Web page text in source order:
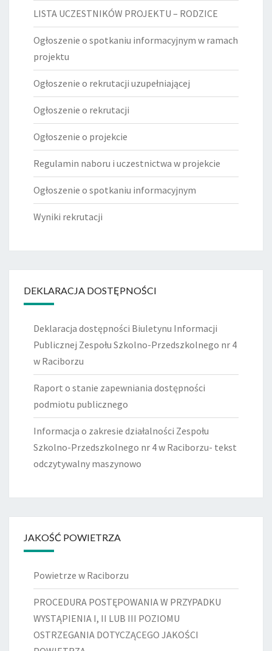
LISTA UCZESTNIKÓW PROJEKTU – RODZICE
Ogłoszenie o spotkaniu informacyjnym w ramach
projektu
Ogłoszenie o rekrutacji uzupełniającej
Ogłoszenie o rekrutacji
Ogłoszenie o projekcie
Regulamin naboru i uczestnictwa w projekcie
Ogłoszenie o spotkaniu informacyjnym
Wyniki rekrutacji
DEKLARACJA DOSTĘPNOŚCI
Deklaracja dostępności Biuletynu Informacji
Publicznej Zespołu Szkolno-Przedszkolnego nr 4
w Raciborzu
Raport o stanie zapewniania dostępności
podmiotu publicznego
Informacja o zakresie działalności Zespołu
Szkolno-Przedszkolnego nr 4 w Raciborzu- tekst
odczytywalny maszynowo
JAKOŚĆ POWIETRZA
Powietrze w Raciborzu
PROCEDURA POSTĘPOWANIA W PRZYPADKU
WYSTĄPIENIA I, II LUB III POZIOMU
OSTRZEGANIA DOTYCZĄCEGO JAKOŚCI